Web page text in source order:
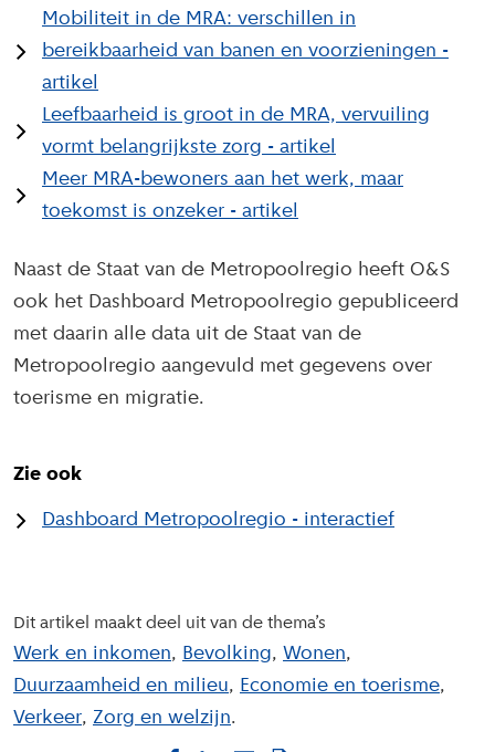
Mobiliteit in de MRA: verschillen in
bereikbaarheid van banen en voorzieningen -
artikel
Leefbaarheid is groot in de MRA, vervuiling
vormt belangrijkste zorg - artikel
Meer MRA-bewoners aan het werk, maar
toekomst is onzeker - artikel
Naast de Staat van de Metropoolregio heeft O&S
ook het Dashboard Metropoolregio gepubliceerd
met daarin alle data uit de Staat van de
Metropoolregio aangevuld met gegevens over
toerisme en migratie.
Zie ook
Dashboard Metropoolregio - interactief
Dit artikel maakt deel uit van de thema’s
Werk en inkomen Bevolking Wonen
Duurzaamheid en milieu
Economie en toerisme
Verkeer Zorg en welzijn